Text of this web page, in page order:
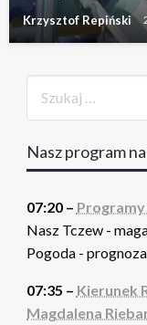
Krzysztof Repiński
Nasz program
07:20 –
Nasz Tczew -
Pogoda -
07:35 – Kierunek
Magdalena